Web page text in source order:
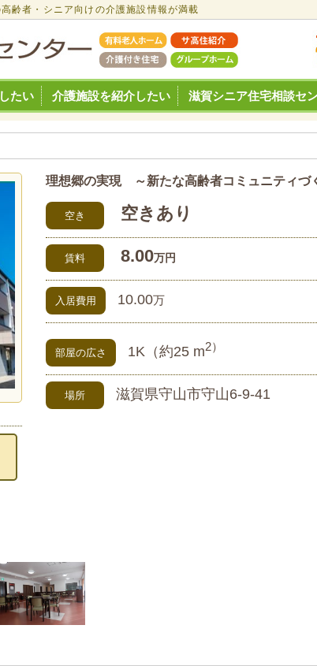
齢者・シニア向けの介護施設情報が満載
たい 介護施設を紹介したい 滋賀シニア住宅相談セ
理想郷の実現 ～新たな高齢者コミュニティづ
空き 空きあり
賃料 8.00万円
入居費用 10.00万
部屋の広さ 1K（約25 m2）
場所 滋賀県守山市守山6-9-41